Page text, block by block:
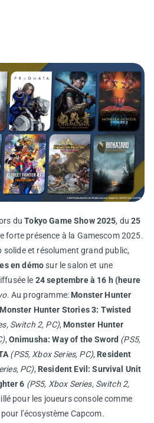
duTokyo Game Show 2025, du25
forte présence à la Gamescom 2025.
solide et résolument grand public,
en démosur le salon et une
le 24 septembre à 16 h (heure
. Au programme: Monster Hunter
Monster Hunter Stories 3: Twisted
Switch 2, PC), Monster Hunter
, Onimusha: Way of the Sword (PS5,
(PS5, Xbox Series, PC), Resident
PC), Resident Evil: Survival Unit
6 (PS5, Xbox Series, Switch 2,
pour les joueurs console comme
l’écosystème Capcom.